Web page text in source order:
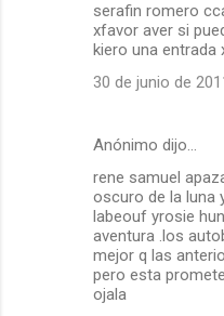
serafin romero
xfavor aver si
kiero una entrada
30 de junio de
Anónimo dijo…
rene samuel
oscuro de la luna
labeouf yrosie
aventura .los
mejor q las
pero esta
ojala